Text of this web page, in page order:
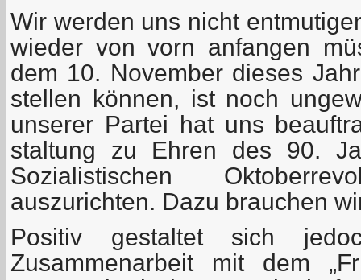
Wir werden uns nicht
wieder von vorn anfangen
dem 10. November dieses
stellen können, ist noch
unserer Partei hat uns
staltung zu Ehren des 90.
Sozialistischen
auszurichten. Dazu brauchen
Positiv gestaltet sich
Zusammenarbeit mit dem